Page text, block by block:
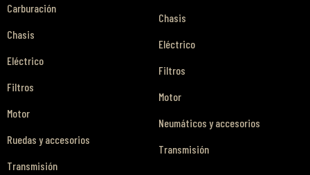
Carburación
Chasis
Eléctrico
Filtros
Motor
Ruedas y accesorios
Transmisión
Chasis
Eléctrico
Filtros
Motor
Neumáticos y accesorios
Transmisión